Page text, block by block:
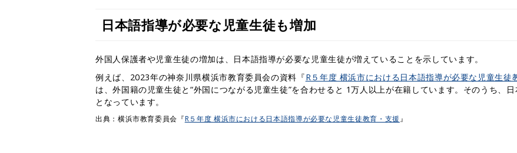
日本語指導が必要な児童生徒も増加
外国人保護者や児童生徒の増加は、日本語指導が必要な児童生徒が増えていることを示しています。
例えば、2023年の神奈川県横浜市教育委員会の資料『R５年度 横浜市における日本語指導が必要な児童生徒
は、外国籍の児童生徒と“外国につながる児童生徒”を合わせると 1万人以上が在籍しています。そのうち、
となっています。
出典：横浜市教育委員会『R５年度 横浜市における日本語指導が必要な児童生徒教育・支援』